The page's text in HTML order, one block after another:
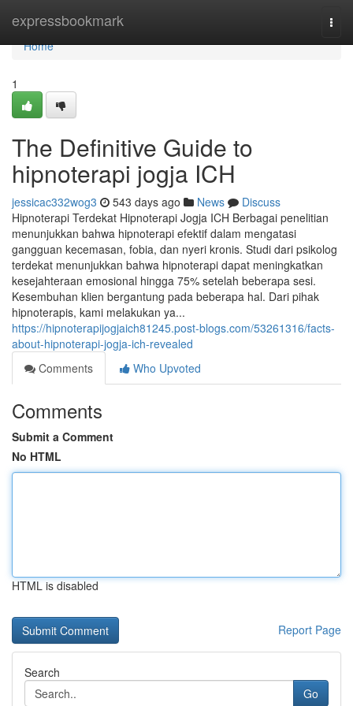
expressbookmark
Home
Home
1
The Definitive Guide to
hipnoterapi jogja ICH
jessicac332wog3 543 days ago News
Discuss
Hipnoterapi Terdekat Hipnoterapi Jogja ICH Berbagai penelitian
menunjukkan bahwa hipnoterapi efektif dalam mengatasi
gangguan kecemasan, fobia, dan nyeri kronis. Studi dari psikolog
terdekat menunjukkan bahwa hipnoterapi dapat meningkatkan
kesejahteraan emosional hingga 75% setelah beberapa sesi.
Kesembuhan klien bergantung pada beberapa hal. Dari pihak
hipnoterapis, kami melakukan ya...
https://hipnoterapijogjaich81245.post-blogs.com/53261316/facts-
about-hipnoterapi-jogja-ich-revealed
Comments
Who Upvoted
Comments
Submit a Comment
No HTML
HTML is disabled
Report Page
Search
Go